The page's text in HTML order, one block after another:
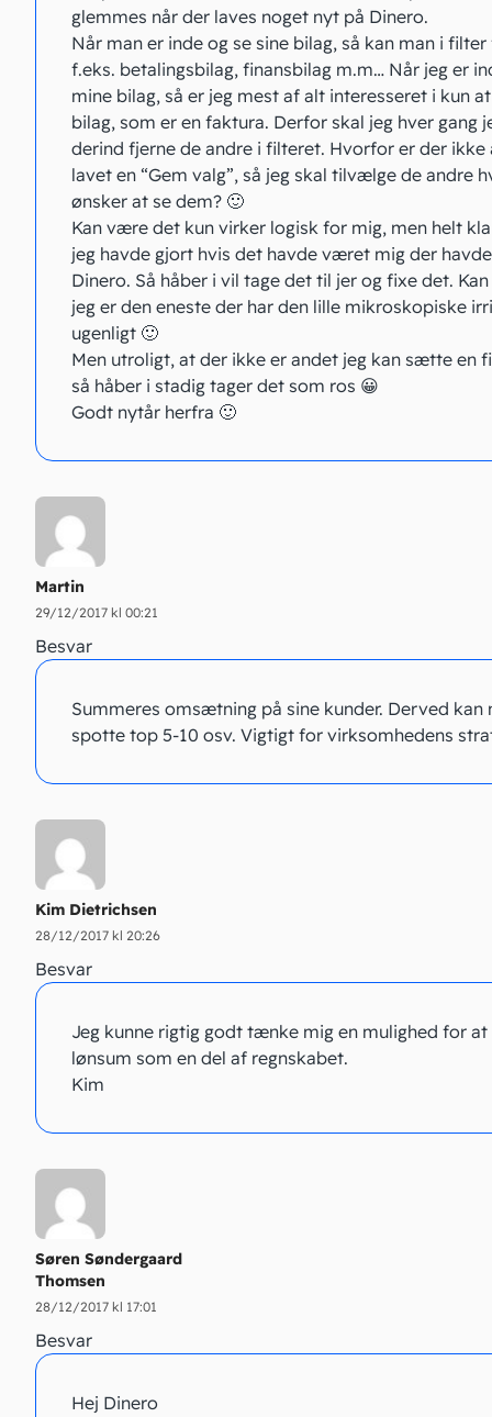
glemmes når der laves noget nyt på Dinero.
Når man er inde og se sine bilag, så kan man i
f.eks. betalingsbilag, finansbilag m.m… Når jeg er
mine bilag, så er jeg mest af alt interesseret i kun
bilag, som er en faktura. Derfor skal jeg hver gang
derind fjerne de andre i filteret. Hvorfor er der ikke
lavet en “Gem valg”, så jeg skal tilvælge de andre
ønsker at se dem? 🙂
Kan være det kun virker logisk for mig, men helt
jeg havde gjort hvis det havde været mig der
Dinero. Så håber i vil tage det til jer og fixe det.
jeg er den eneste der har den lille mikroskopiske
ugenligt 🙂
Men utroligt, at der ikke er andet jeg kan sætte en
så håber i stadig tager det som ros 😀
Godt nytår herfra 🙂
Martin
29/12/2017 kl 00:21
Besvar
Summeres omsætning på sine kunder. Derved kan
spotte top 5-10 osv. Vigtigt for virksomhedens
Kim Dietrichsen
28/12/2017 kl 20:26
Besvar
Jeg kunne rigtig godt tænke mig en mulighed for at
lønsum som en del af regnskabet.
Kim
Søren Søndergaard
Thomsen
28/12/2017 kl 17:01
Besvar
Hej Dinero